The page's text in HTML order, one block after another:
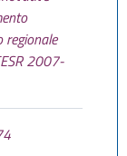
regionale
2007-